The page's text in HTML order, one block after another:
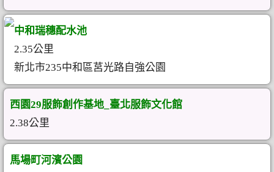
中和瑞穗配水池
2.35公里
新北市235中和區莒光路自強公園
西園29服飾創作基地_臺北服飾文化館
2.38公里
馬場町河濱公園